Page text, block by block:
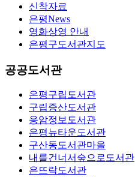
신착자료
은평News
영화상영 안내
은평구도서관지도
공공도서관
은평구립도서관
구립증산도서관
응암정보도서관
은평뉴타운도서관
구산동도서관마을
내를건너서숲으로도서관
은뜨락도서관